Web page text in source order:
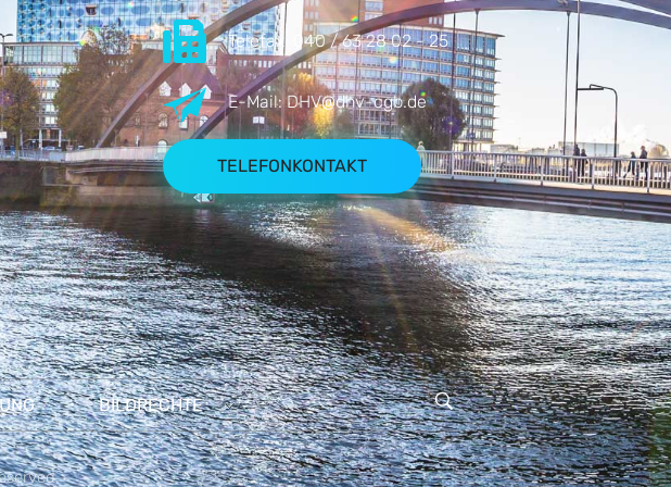
Telefax: 040 / 63 28 02 - 25
E-Mail:DHV@dhv-cgb.de
TELEFONKONTAKT
BILDRECHTE